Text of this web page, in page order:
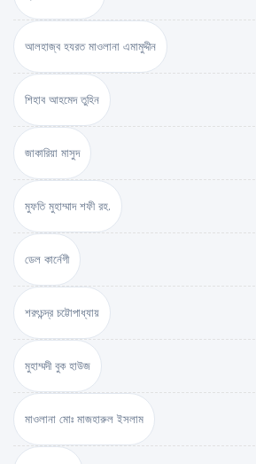
আলহাজ্ব হযরত মাওলানা এমামুদ্দীন
শিহাব আহমেদ তুহিন
জাকারিয়া মাসুদ
মুফতি মুহাম্মাদ শফী রহ.
ডেল কার্নেগী
শরৎচন্দ্র চট্টোপাধ্যায়
মুহাম্মদী বুক হাউজ
মাওলানা মোঃ মাজহারুল ইসলাম